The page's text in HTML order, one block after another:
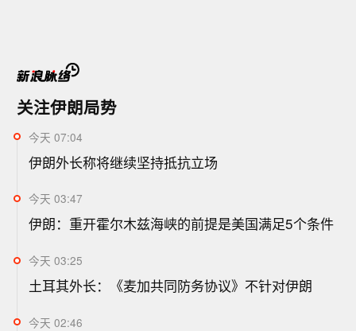
关注伊朗局势
今天 07:04
伊朗外长称将继续坚持抵抗立场
今天 03:47
伊朗：重开霍尔木兹海峡的前提是美国满足5个条件
今天 03:25
土耳其外长：《麦加共同防务协议》不针对伊朗
今天 02:46